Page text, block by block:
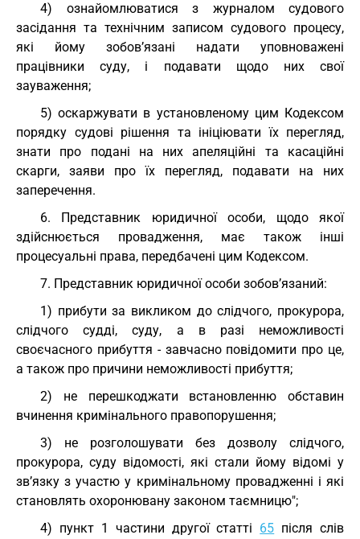
4) ознайомлюватися з журналом судового
засідання та технічним записом судового процесу,
які йому зобов’язані надати уповноважені
працівники суду, і подавати щодо них свої
зауваження;
5) оскаржувати в установленому цим Кодексом
порядку судові рішення та ініціювати їх перегляд,
знати про подані на них апеляційні та касаційні
скарги, заяви про їх перегляд, подавати на них
заперечення.
6. Представник юридичної особи, щодо якої
здійснюється провадження, має також інші
процесуальні права, передбачені цим Кодексом.
7. Представник юридичної особи зобов’язаний:
1) прибути за викликом до слідчого, прокурора,
слідчого судді, суду, а в разі неможливості
своєчасного прибуття - завчасно повідомити про це,
а також про причини неможливості прибуття;
2) не перешкоджати встановленню обставин
вчинення кримінального правопорушення;
3) не розголошувати без дозволу слідчого,
прокурора, суду відомості, які стали йому відомі у
зв’язку з участю у кримінальному провадженні і які
становлять охоронювану законом таємницю";
4) пункт 1 частини другої статті 65 після слів